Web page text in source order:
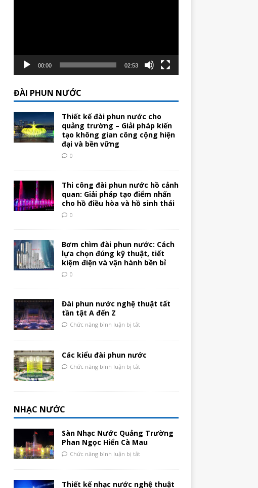
00:00 02:53
ĐÀI PHUN NƯỚC
Thiết kế đài phun nước cho
quảng trường – Giải pháp kiến
tạo không gian công cộng hiện
đại và bền vững
0
Thi công đài phun nước hồ cảnh
quan: Giải pháp tạo điểm nhấn
cho hồ điều hòa và hồ sinh thái
0
Bơm chìm đài phun nước: Cách
lựa chọn đúng kỹ thuật, tiết
kiệm điện và vận hành bền bỉ
0
Đài phun nước nghệ thuật tất
tần tật A đến Z
Chức năng bình luận bị tắt
Các kiểu đài phun nước
Chức năng bình luận bị tắt
NHẠC NƯỚC
Sàn Nhạc Nước Quảng Trường
Phan Ngọc Hiển Cà Mau
Chức năng bình luận bị tắt
Thiết kế nhạc nước nghệ thuật